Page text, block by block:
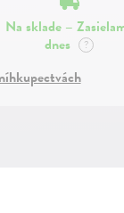
Na sklade –
dnes
?